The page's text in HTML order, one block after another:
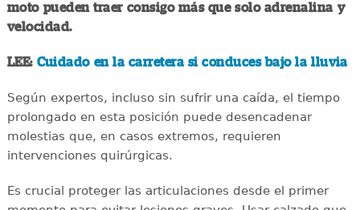
moto pueden traer consigo más que solo adrenalina y
velocidad.
LEE: Cuidado en la carretera si conduces bajo la lluvia
Según expertos, incluso sin sufrir una caída, el tiempo
prolongado en esta posición puede desencadenar
molestias que, en casos extremos, requieren
intervenciones quirúrgicas.
Es crucial proteger las articulaciones desde el primer